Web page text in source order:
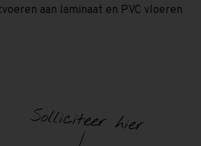
aan laminaat en PVC vloeren